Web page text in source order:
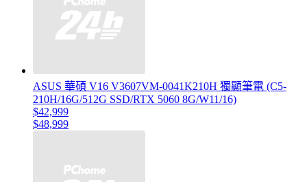
ASUS 華碩 V16 V3607VM-0041K210H 獨顯筆電 (C5-
210H/16G/512G SSD/RTX 5060 8G/W11/16)
$42,999
$48,999